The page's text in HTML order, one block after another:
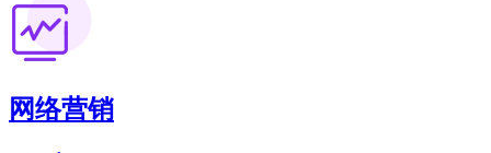
网络营销